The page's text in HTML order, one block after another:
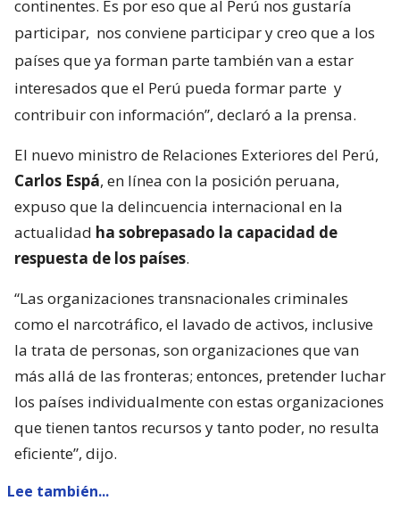
continentes. Es por eso que al Perú nos gustaría
participar, nos conviene participar y creo que a los
países que ya forman parte también van a estar
interesados que el Perú pueda formar parte y
contribuir con información”, declaró a la prensa.
El nuevo ministro de Relaciones Exteriores del Perú,
Carlos Espá, en línea con la posición peruana,
expuso que la delincuencia internacional en la
actualidad ha sobrepasado la capacidad de
respuesta de los países.
“Las organizaciones transnacionales criminales
como el narcotráfico, el lavado de activos, inclusive
la trata de personas, son organizaciones que van
más allá de las fronteras; entonces, pretender luchar
los países individualmente con estas organizaciones
que tienen tantos recursos y tanto poder, no resulta
eficiente”, dijo.
Lee también...